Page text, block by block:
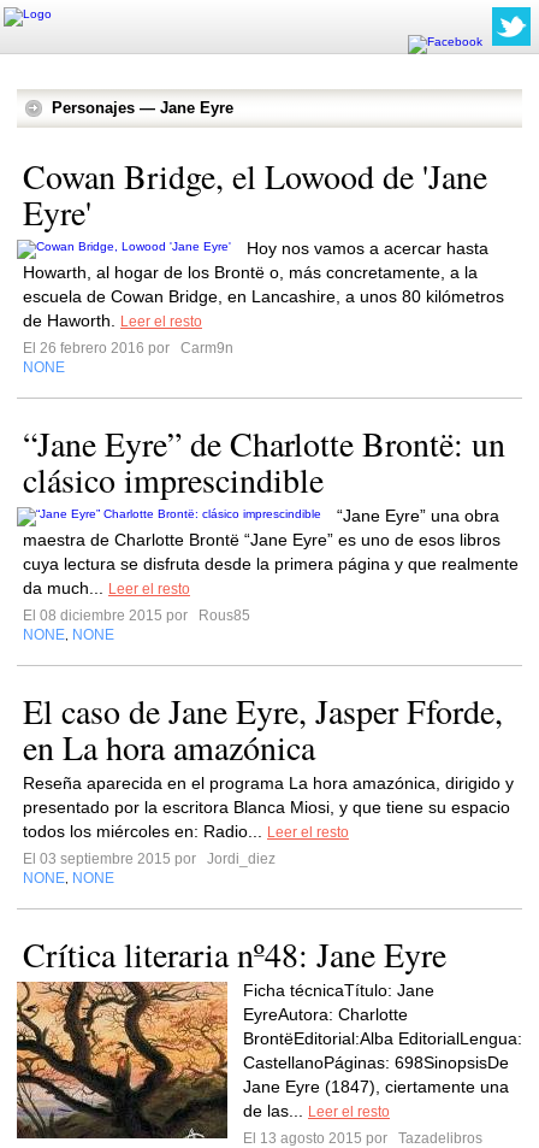
Personajes — Jane Eyre
Cowan Bridge, el Lowood de 'Jane
Eyre'
Hoy nos vamos a acercar hasta
Howarth, al hogar de los Brontë o, más concretamente, a la
escuela de Cowan Bridge, en Lancashire, a unos 80 kilómetros
de Haworth.
Leer el resto
El 26 febrero 2016 por
Carm9n
NONE
“Jane Eyre” de Charlotte Brontë: un
clásico imprescindible
“Jane Eyre” una obra
maestra de Charlotte Brontë “Jane Eyre” es uno de esos libros
cuya lectura se disfruta desde la primera página y que realmente
da much...
Leer el resto
El 08 diciembre 2015 por
Rous85
NONE NONE
El caso de Jane Eyre, Jasper Fforde,
en La hora amazónica
Reseña aparecida en el programa La hora amazónica, dirigido y
presentado por la escritora Blanca Miosi, y que tiene su espacio
todos los miércoles en: Radio...
Leer el resto
El 03 septiembre 2015 por
Jordi_diez
NONE NONE
Crítica literaria nº48: Jane Eyre
Ficha técnicaTítulo: Jane
EyreAutora: Charlotte
BrontëEditorial:Alba EditorialLengua:
CastellanoPáginas: 698SinopsisDe
Jane Eyre (1847), ciertamente una
de las...
Leer el resto
El 13 agosto 2015 por
Tazadelibros